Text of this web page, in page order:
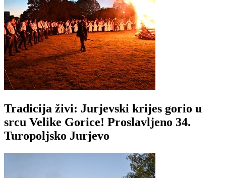
Tradicija živi: Jurjevski krijes gorio u
srcu Velike Gorice! Proslavljeno 34.
Turopoljsko Jurjevo